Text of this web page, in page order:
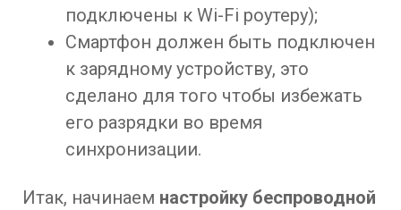
подключены к Wi-Fi роутеру);
Смартфон должен быть подключен
к зарядному устройству, это
сделано для того чтобы избежать
его разрядки во время
синхронизации.
Итак, начинаем настройку беспроводной